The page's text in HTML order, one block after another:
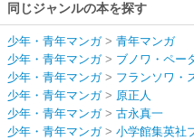
同じジャンルの本を探す
少年・青年マンガ> 青年マンガ
少年・青年マンガ> ブノワ・ペー
少年・青年マンガ> フランソワ・
少年・青年マンガ> 原正人
少年・青年マンガ> 古永真一
少年・青年マンガ> 小学館集英社